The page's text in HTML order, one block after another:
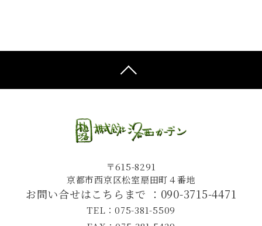
〒615-8291
京都市西京区松室扇田町４番地
お問い合せはこちらまで ： 090-3715-4471
TEL：075-381-5509